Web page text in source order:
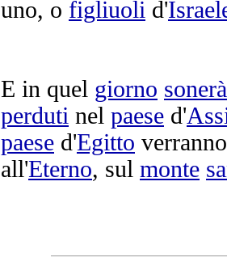
uno, o figliuoli d'
E in quel giorno sonerà
perduti nel paese d'
paese d'Egitto
all'Eterno, sul monte